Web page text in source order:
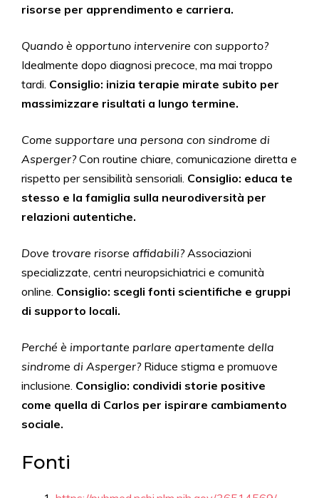
risorse per apprendimento e carriera.
Quando è opportuno intervenire con supporto?
Idealmente dopo diagnosi precoce, ma mai troppo
tardi. Consiglio: inizia terapie mirate subito per
massimizzare risultati a lungo termine.
Come supportare una persona con sindrome di
Asperger?Con routine chiare, comunicazione diretta e
rispetto per sensibilità sensoriali. Consiglio: educa te
stesso e la famiglia sulla neurodiversità per
relazioni autentiche.
Dove trovare risorse affidabili?Associazioni
specializzate, centri neuropsichiatrici e comunità
online. Consiglio: scegli fonti scientifiche e gruppi
di supporto locali.
Perché è importante parlare apertamente della
sindrome di Asperger?Riduce stigma e promuove
inclusione. Consiglio: condividi storie positive
come quella di Carlos per ispirare cambiamento
sociale.
Fonti